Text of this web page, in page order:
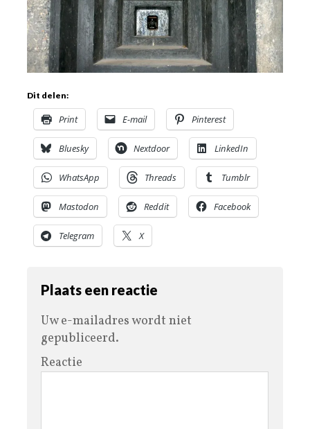
Dit delen:
Print E-mail Pinterest
Bluesky Nextdoor LinkedIn
WhatsApp Threads Tumblr
Mastodon Reddit Facebook
Telegram X
Plaats een reactie
Uw e-mailadres wordt niet
gepubliceerd.
Reactie